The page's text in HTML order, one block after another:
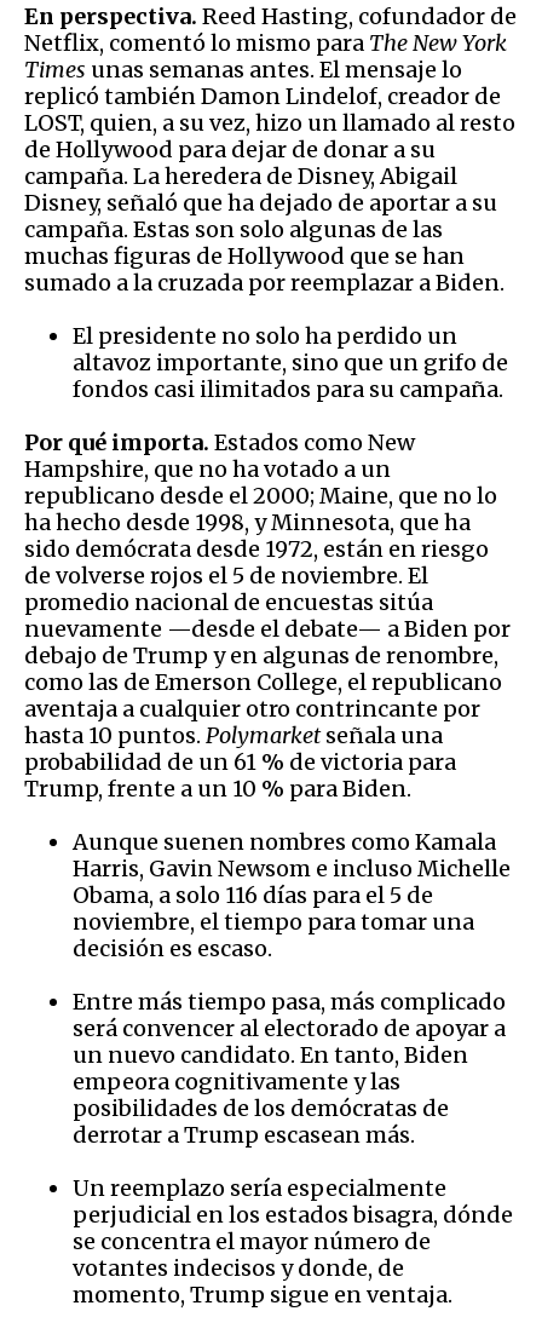
En perspectiva. Reed Hasting, cofundador de
Netflix, comentó lo mismo para The New York
Times unas semanas antes. El mensaje lo
replicó también Damon Lindelof, creador de
LOST, quien, a su vez, hizo un llamado al resto
de Hollywood para dejar de donar a su
campaña. La heredera de Disney, Abigail
Disney, señaló que ha dejado de aportar a su
campaña. Estas son solo algunas de las
muchas figuras de Hollywood que se han
sumado a la cruzada por reemplazar a Biden.
El presidente no solo ha perdido un
altavoz importante, sino que un grifo de
fondos casi ilimitados para su campaña.
Por qué importa. Estados como New
Hampshire, que no ha votado a un
republicano desde el 2000; Maine, que no lo
ha hecho desde 1998, y Minnesota, que ha
sido demócrata desde 1972, están en riesgo
de volverse rojos el 5 de noviembre. El
promedio nacional de encuestas sitúa
nuevamente —desde el debate— a Biden por
debajo de Trump y en algunas de renombre,
como las de Emerson College, el republicano
aventaja a cualquier otro contrincante por
hasta 10 puntos. Polymarketseñala una
probabilidad de un 61 % de victoria para
Trump, frente a un 10 % para Biden.
Aunque suenen nombres como Kamala
Harris, Gavin Newsom e incluso Michelle
Obama, a solo 116 días para el 5 de
noviembre, el tiempo para tomar una
decisión es escaso.
Entre más tiempo pasa, más complicado
será convencer al electorado de apoyar a
un nuevo candidato. En tanto, Biden
empeora cognitivamente y las
posibilidades de los demócratas de
derrotar a Trump escasean más.
Un reemplazo sería especialmente
perjudicial en los estados bisagra, dónde
se concentra el mayor número de
votantes indecisos y donde, de
momento, Trump sigue en ventaja.